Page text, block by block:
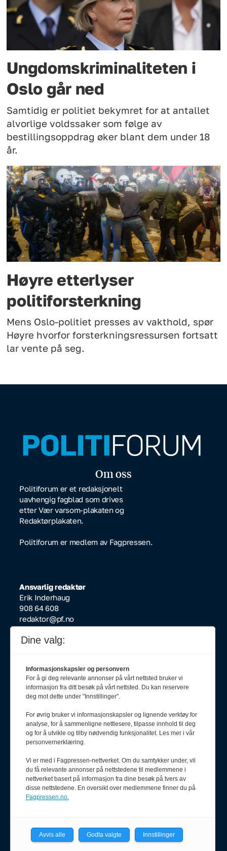
Ungdomskriminaliteten i
Oslo går ned
Samtidig er politiet bekymret for at antallet
alvorlige voldssaker som følge av
bestillingsoppdrag øker blant dem under 18
år.
Høyre etterlyser
politiforsterkning
Mens Oslo-politiet presses av vakthold, spør
Høyre hvorfor forsterkningsressursen fortsatt
lar vente på seg.
Om oss
Politiforum er et redaksjonelt
uavhengig fagblad som drives
etter Vær varsom-plakaten og
Redaktørplakaten.
Politiforum er medlem av Fagpressen.
Ansvarlig redaktør
Erik Inderhaug
908 64 608
redaktor@pf.no
Redaksjonssjef
oda@pf.no
Journalist
Karianne Grindem
408 62 411
Journalist
Olav Stadheim
957 38 579
olav@pf.no
Dine valg:
Informasjonskapsler og personvern
For å gi deg relevante annonser på vårt nettsted bruker vi
informasjon fra ditt besøk på vårt nettsted. Du kan reservere
deg mot dette under "Innstillinger".
For øvrig bruker vi informasjonskapsler og lignende verktøy for
analyse, for å sammenligne nettlesere, tilpasse innhold til deg
og for å utvikle og tilby nødvendig funksjonalitet. Les mer i vår
personvernerklæring.
Vi er med i Fagpressen-nettverket. Om du samtykker under, vil
du få relevante annonser på nettstedene til medlemmene i
nettverket basert på informasjon fra dine besøk på tvers av
disse nettstedene. En oversikt over medlemmene finner du på
Fagpressen.no.
Avvis alle Godta valgte Innstillinger